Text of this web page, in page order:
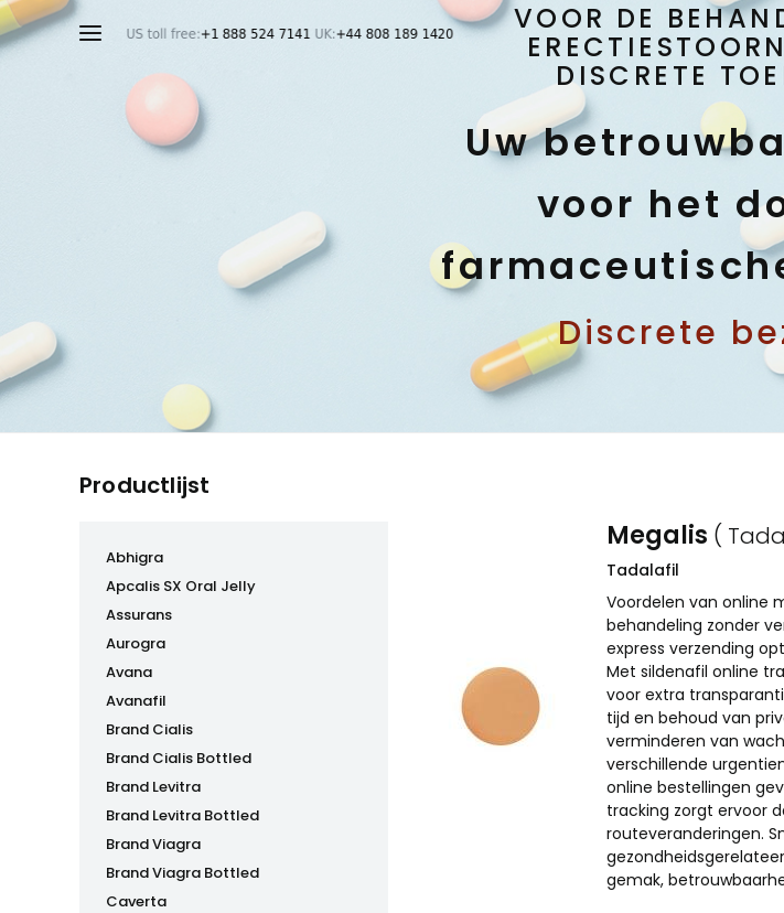
VOOR DE
DISCRETE
Uw
voor het
Discrete
Productlijst
Abhigra
Apcalis SX Oral Jelly
Assurans
Aurogra
Avana
Avanafil
Brand Cialis
Brand Cialis Bottled
Brand Levitra
Brand Levitra Bottled
Brand Viagra
Brand Viagra Bottled
Caverta
Megalis (
Tadalafil
Voordelen van online
behandeling zonder
express verzending
Met sildenafil online
voor extra
tijd en behoud van
verminderen van
verschillende
online bestellingen
tracking zorgt ervoor
routeveranderingen.
gemak,